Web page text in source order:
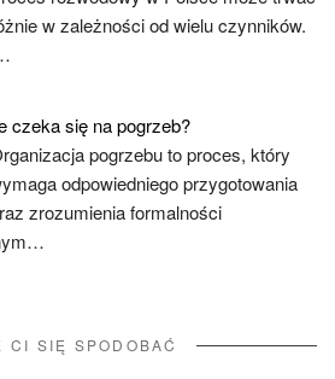
w zależności od wielu czynników.
czeka się na pogrzeb?
pogrzebu to proces, który
odpowiedniego przygotowania
zrozumienia formalności
CI SIĘ SPODOBAĆ